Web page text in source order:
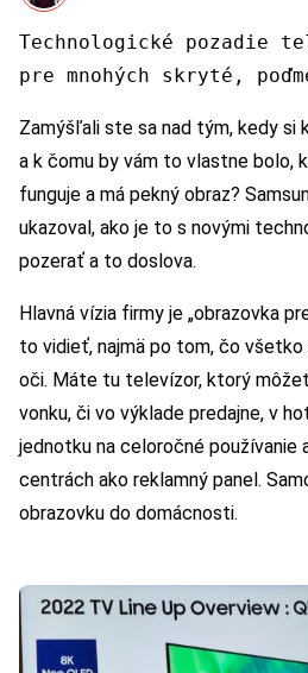
Technologické pozadie
pre mnohých skryté,
Zamýšľali ste sa nad tým, kedy si
a k čomu by vám to vlastne bolo,
funguje a má pekný obraz?
ukazoval, ako je to s novými
pozerať a to doslova.
Hlavná vízia firmy je „obrazovka
to vidieť, najmä po tom, čo
oči. Máte tu televízor, ktorý
vonku, či vo výklade predajne, v
jednotku na celoročné používanie
centrách ako reklamný panel.
obrazovku do domácnosti.